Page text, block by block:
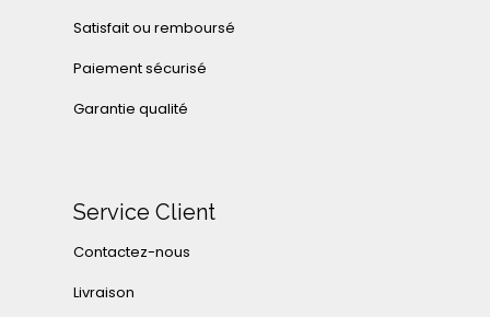
Satisfait ou remboursé
Paiement sécurisé
Garantie qualité
Service Client
Contactez-nous
Livraison